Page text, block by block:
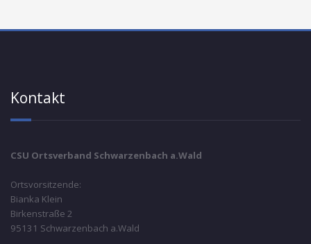
Kontakt
CSU Ortsverband Schwarzenbach a.Wald
Ortsvorsitzende:
Bianka Klein
Birkenstraße 2
95131 Schwarzenbach a.Wald